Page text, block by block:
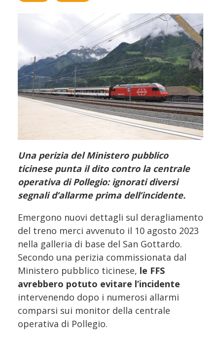
Una perizia del Ministero pubblico
ticinese punta il dito contro la centrale
operativa di Pollegio: ignorati diversi
segnali d’allarme prima dell’incidente.
Emergono nuovi dettagli sul deragliamento
del treno merci avvenuto il 10 agosto 2023
nella galleria di base del San Gottardo.
Secondo una perizia commissionata dal
Ministero pubblico ticinese, le FFS
avrebbero potuto evitare l’incidente
intervenendo dopo i numerosi allarmi
comparsi sui monitor della centrale
operativa di Pollegio.